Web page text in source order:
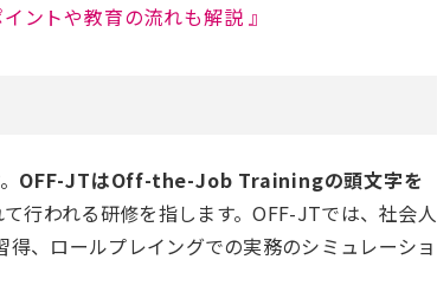
ントや教育の流れも解説 』
OFF-JTはOff-the-Job Trainingの頭文字を
行われる研修を指します。OFF-JTでは、社会人
、ロールプレイングでの実務のシミュレーショ